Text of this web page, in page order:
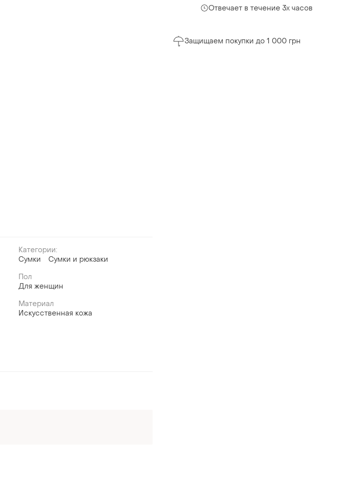
Категории:
Сумки
Сумки и рюкзаки
Пол
Для женщин
Материал
Искусственная кожа
Отвечает в течение 3х часов
Защищаем покупки до 1 000 грн